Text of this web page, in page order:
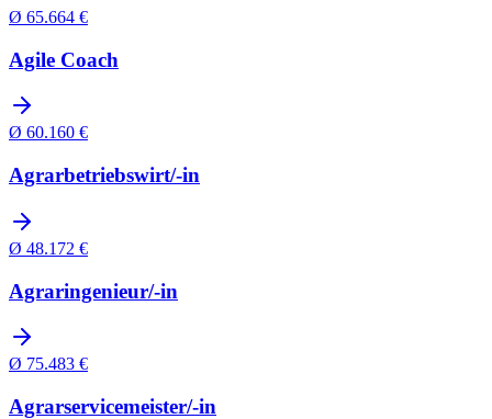
Ø 65.664 €
Agile Coach
Ø 60.160 €
Agrarbetriebswirt/-in
Ø 48.172 €
Agraringenieur/-in
Ø 75.483 €
Agrarservicemeister/-in